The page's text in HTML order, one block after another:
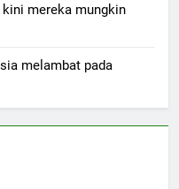
mereka mungkin
melambat pada